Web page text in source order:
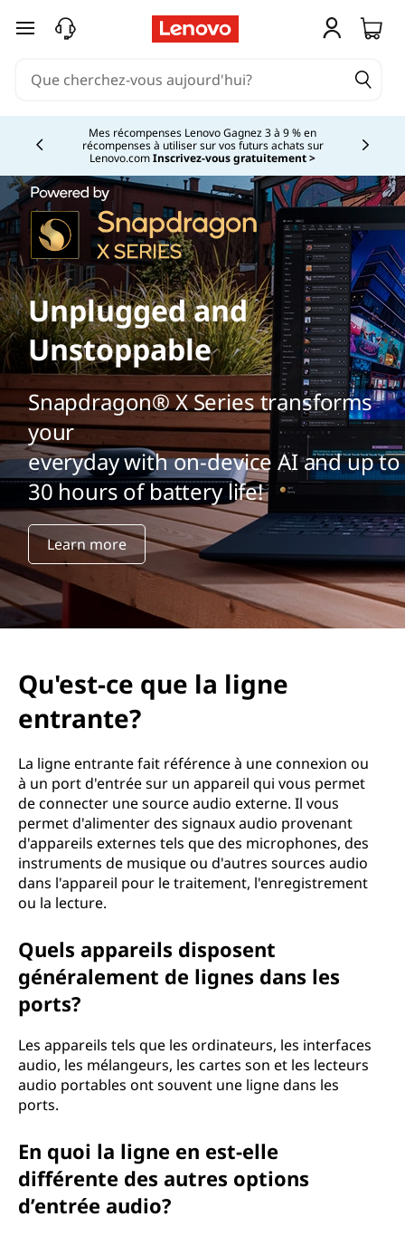
passer au contenu principal
Mes récompenses Lenovo Gagnez 3 à 9 % en
récompenses à utiliser sur vos futurs achats sur
Lenovo.comInscrivez-vous gratuitement >
Currently displaying item 2 of
Unplugged and
Unstoppable
Snapdragon® X Series transforms
your
everyday with on-device AI and up to
30 hours of battery life!
Learn more
Qu'est-ce que la ligne
entrante?
La ligne entrante fait référence à une connexion ou
à un port d'entrée sur un appareil qui vous permet
de connecter une source audio externe. Il vous
permet d'alimenter des signaux audio provenant
d'appareils externes tels que des microphones, des
instruments de musique ou d'autres sources audio
dans l'appareil pour le traitement, l'enregistrement
ou la lecture.
Quels appareils disposent
généralement de lignes dans les
ports?
Les appareils tels que les ordinateurs, les interfaces
audio, les mélangeurs, les cartes son et les lecteurs
audio portables ont souvent une ligne dans les
ports.
En quoi la ligne en est-elle
différente des autres options
d’entrée audio?